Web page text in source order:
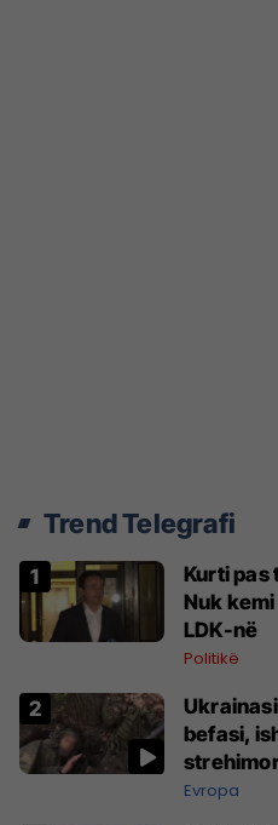
Trend Telegrafi
Kurti pas
Nuk
LDK-në
Politikë
befasi,
Evropa